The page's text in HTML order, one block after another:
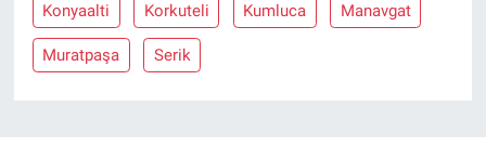
Konyaalti Korkuteli Kumluca Manavgat
Muratpaşa Serik